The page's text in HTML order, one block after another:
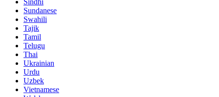
Sundanese
Swahili
Tajik
Tamil
Telugu
Thai
Ukrainian
Urdu
Uzbek
Vietnamese